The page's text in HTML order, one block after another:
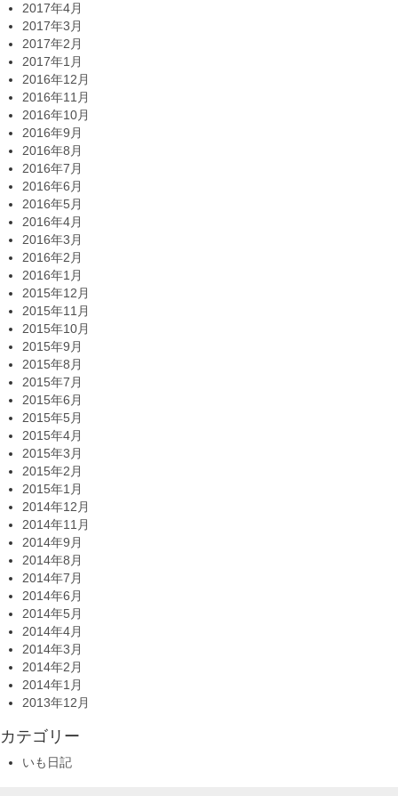
2017年4月
2017年3月
2017年2月
2017年1月
2016年12月
2016年11月
2016年10月
2016年9月
2016年8月
2016年7月
2016年6月
2016年5月
2016年4月
2016年3月
2016年2月
2016年1月
2015年12月
2015年11月
2015年10月
2015年9月
2015年8月
2015年7月
2015年6月
2015年5月
2015年4月
2015年3月
2015年2月
2015年1月
2014年12月
2014年11月
2014年9月
2014年8月
2014年7月
2014年6月
2014年5月
2014年4月
2014年3月
2014年2月
2014年1月
2013年12月
カテゴリー
いも日記